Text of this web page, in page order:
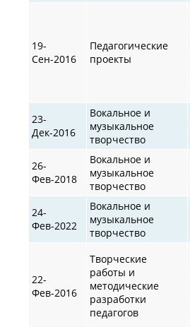
19-
Сен-2016
Педагогические
проекты
23-
Дек-2016
Вокальное и
музыкальное
творчество
26-
Фев-2018
Вокальное и
музыкальное
творчество
24-
Фев-2022
Вокальное и
музыкальное
творчество
22-
Фев-2016
Творческие
работы и
методические
разработки
педагогов